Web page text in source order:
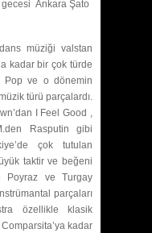
Ankara Şato
müziği valstan
kadar bir çok türde
Pop ve o dönemin
türü parçalardı.
I Feel Good ,
Rasputin gibi
çok tutulan
taktir ve beğeni
Poyraz ve Turgay
parçaları
özellikle klasik
kadar